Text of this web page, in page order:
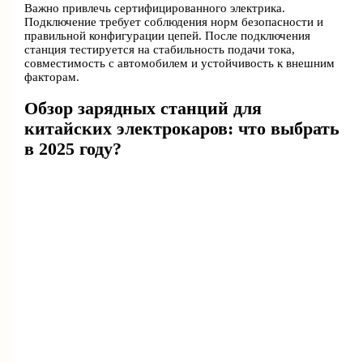
Важно привлечь сертифицированного электрика.
Подключение требует соблюдения норм безопасности и
правильной конфигурации цепей. После подключения
станция тестируется на стабильность подачи тока,
совместимость с автомобилем и устойчивость к внешним
факторам.
Обзор зарядных станций для
китайских электрокаров: что выбрать
в 2025 году?